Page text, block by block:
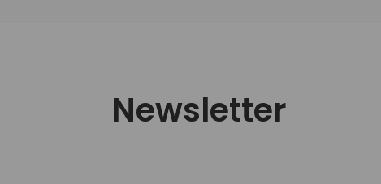
Newsletter